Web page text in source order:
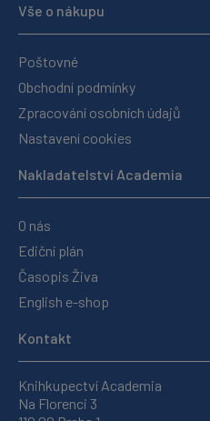
Vše o nákupu
Poštovné
Obchodní podmínky
Zpracování osobních údajů
Nastavení cookies
Nakladatelství Academia
O nás
Ediční plán
Časopis Živa
English e-shop
Kontakt
Knihkupectví Academia
Na Florenci 3